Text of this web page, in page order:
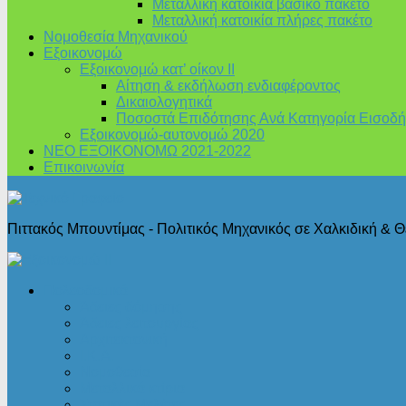
Μεταλλική κατοικία βασικό πακέτο
Μεταλλική κατοικία πλήρες πακέτο
Νομοθεσία Μηχανικού
Εξοικονομώ
Εξοικονομώ κατ’ οίκον II
Αίτηση & εκδήλωση ενδιαφέροντος
Δικαιολογητικά
Ποσοστά Επιδότησης Ανά Κατηγορία
Εξοικονομώ-αυτονομώ 2020
ΝΕΟ ΕΞΟΙΚΟΝΟΜΩ 2021-2022
Επικοινωνία
Πιττακός Μπουντίμας - Πολιτικός Μηχανικός σε Χαλκιδική &